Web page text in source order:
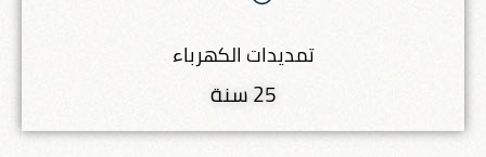
تمديدات الكهرباء
25 سنة